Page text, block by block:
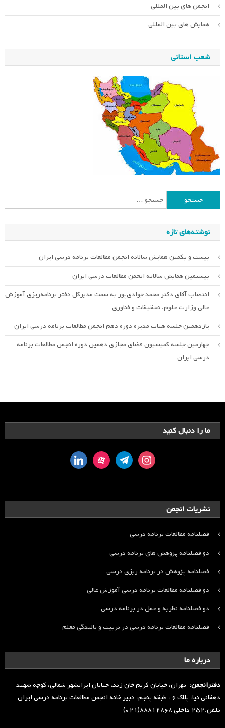
انجمن های بین المللی
همایش های بین المللی
شعب استانی
جستجو
برای:
نوشته‌های تازه
بیست و یکمین همایش سالانه انجمن مطالعات برنامه درسی ایران
بیستمین همایش سالانه انجمن مطالعات درسی ایران
انتصاب آقای دکتر محمد جوادی‌پور به سمت مدیرکل دفتر برنامه‌ریزی آموزش
عالی وزارت علوم، تحقیقات و فناوری
یازدهمین جلسه هیات مدیره دوره دهم انجمن مطالعات برنامه درسی ایران
چهارمین جلسه کمیسیون فضای مجازی دهمین دوره انجمن مطالعات برنامه
درسی ایران
ما را دنبال کنید
instagram
telegram
aparat
linkedin
نشریات انجمن
فصلنامه مطالعات برنامه درسی
دو فصلنامه پژوهش های برنامه درسی
فصلنامه پژوهش در برنامه ریزی درسی
دو فصلنامه مطالعات برنامه درسی آموزش عالی
دو فصلنامه نظریه و عمل در برنامه درسی
فصلنامه مطالعات برنامه درسی در تربیت و بالندگی معلم
درباره ما
دفترانجمن: تهران، خیابان کریم خان زند، خیابان ایرانشهر شمالی، کوچه شهید
دهقانی نیا، پلاک ۶ ، طبقه پنجم، دبیر خانه انجمن مطالعات برنامه درسی ایران
تلفن:۲۵۲ داخلی ۸۸۸۱۲۸۶۸(۰۲۱)